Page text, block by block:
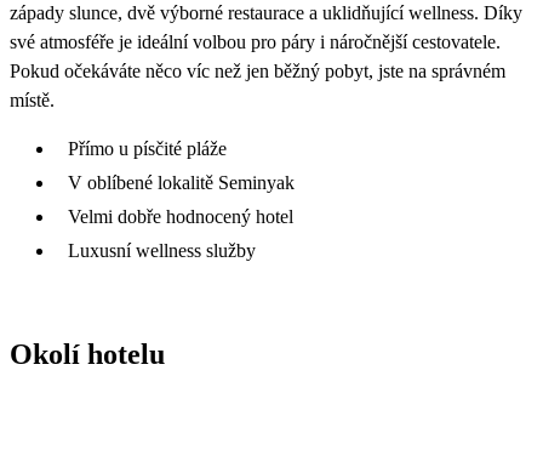
západy slunce, dvě výborné restaurace a uklidňující wellness. Díky
své atmosféře je ideální volbou pro páry i náročnější cestovatele.
Pokud očekáváte něco víc než jen běžný pobyt, jste na správném
místě.
Přímo u písčité pláže
V oblíbené lokalitě Seminyak
Velmi dobře hodnocený hotel
Luxusní wellness služby
Okolí hotelu